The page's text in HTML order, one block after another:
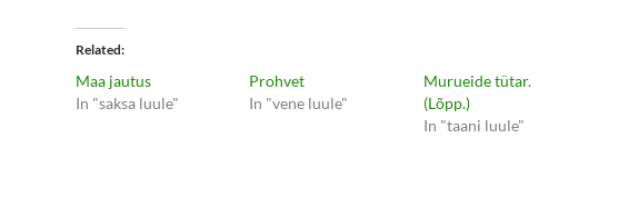
t
o
s
h
a
r
e
a
r
e
Related
Maa jautus
In "saksa luule"
Prohvet
In "vene luule"
Murueide tütar.
(Lõpp.)
In "taani luule"